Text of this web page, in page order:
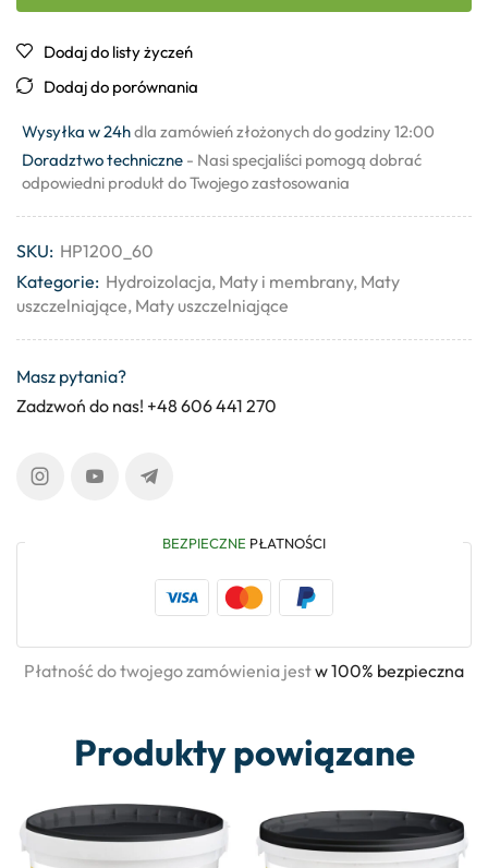
Dodaj do listy życzeń
Dodaj do porównania
Wysyłka w 24hdla zamówień złożonych do godziny 12:00
Doradztwo techniczne - Nasi specjaliści pomogą dobrać
odpowiedni produkt do Twojego zastosowania
SKU: HP1200_60
Kategorie: Hydroizolacja, Maty i membrany, Maty
uszczelniające, Maty uszczelniające
Masz pytania?
Zadzwoń do nas! +48 606 441 270
BEZPIECZNE PŁATNOŚCI
Płatność do twojego zamówienia jestw 100% bezpieczna
Produkty powiązane